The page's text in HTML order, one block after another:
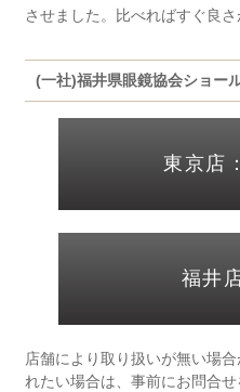
させました。比べればすぐ良さ
(一社)福井県眼鏡協会ショー
東京店
福井
店舗により取り扱いが無い場
れたい場合は、事前にお問合せ